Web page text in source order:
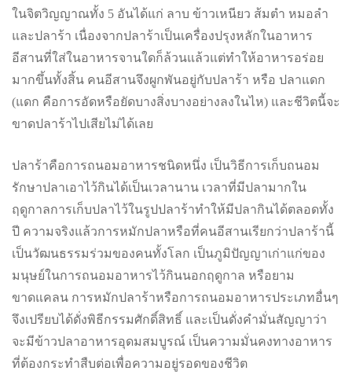
ในจิตวิญญาณทั้ง 5 อันได้แก่ ลาบ ข้าวเหนียว ส้มตำ หมอลำ
และปลาร้า เนื่องจากปลาร้าเป็นเครื่องปรุงหลักในอาหาร
อีสานที่ใส่ในอาหารจานใดก็ล้วนแล้วแต่ทำให้อาหารอร่อย
มากขึ้นทั้งสิ้น คนอีสานจึงผูกพันอยู่กับปลาร้า หรือ ปลาแดก
(แดก คือการอัดหรือยัดบางสิ่งบางอย่างลงในไห) และชีวิตนี้จะ
ขาดปลาร้าไปเสียไม่ได้เลย
ปลาร้าคือการถนอมอาหารชนิดหนึ่ง เป็นวิธีการเก็บถนอม
รักษาปลาเอาไว้กินได้เป็นเวลานาน เวลาที่มีปลามากใน
ฤดูกาลการเก็บปลาไว้ในรูปปลาร้าทำให้มีปลากินได้ตลอดทั้ง
ปี ความจริงแล้วการหมักปลาหรือที่คนอีสานเรียกว่าปลาร้านี้
เป็นวัฒนธรรมร่วมของคนทั้งโลก เป็นภูมิปัญญาเก่าแก่ของ
มนุษย์ในการถนอมอาหารไว้กินนอกฤดูกาล หรือยาม
ขาดแคลน การหมักปลาร้าหรือการถนอมอาหารประเภทอื่นๆ
จึงเปรียบได้ดั่งพิธีกรรมศักดิ์สิทธิ์ และเป็นดั่งคำมั่นสัญญาว่า
จะมีข้าวปลาอาหารอุดมสมบูรณ์ เป็นความมั่นคงทางอาหาร
ที่ต้องกระทำสืบต่อเพื่อความอยู่รอดของชีวิต